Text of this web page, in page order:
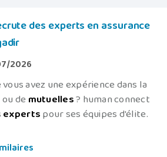
des experts en assurance
2026
avez une expérience dans la
de mutuelles? human connect
expertspour ses équipes d'élite.